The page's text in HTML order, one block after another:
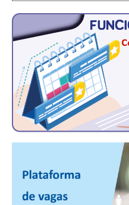
ENGENHEIRO EMPREENDEDOR
SEESP EDUCAÇÃO
PLATAFORMAS GRATUITAS
BENEFÍCIOS
APOSENTADORIA
CONVÊNIOS